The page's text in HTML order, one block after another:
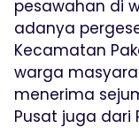
pesawahan di
adanya
Kecamatan
warga
menerima
Pusat juga dari